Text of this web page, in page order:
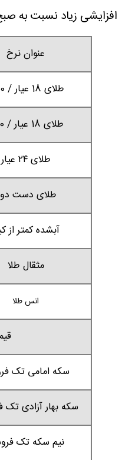
افزایشی زیاد نسبت به
عنوان نرخ
طلای 18 عیار / 750
طلای 18 عیار / 740
طلای ۲۴ عیار
طلای دست
آبشده کمتر از
مثقال طلا
انس طلا
سکه امامی تک
سکه بهار آزادی تک
نیم سکه تک